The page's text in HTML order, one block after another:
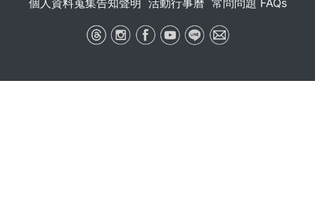
個人資料蒐集告知聲明 活動行事曆 常問問題 FAQs